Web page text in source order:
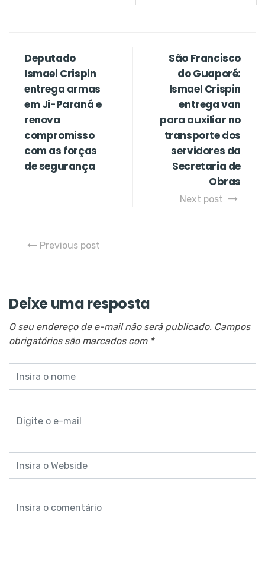
Deputado
Ismael Crispin
entrega armas
em Ji-Paraná e
renova
compromisso
com as forças
de segurança
Previous post
São Francisco
do Guaporé:
Ismael Crispin
entrega van
para auxiliar no
transporte dos
servidores da
Secretaria de
Obras
Next post
Deixe uma resposta
O seu endereço de e-mail não será publicado. Campos
obrigatórios são marcados com *